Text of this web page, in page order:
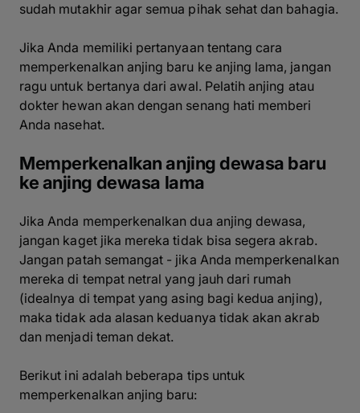
sudah mutakhir agar semua pihak sehat dan bahagia.
Jika Anda memiliki pertanyaan tentang cara
memperkenalkan anjing baru ke anjing lama, jangan
ragu untuk bertanya dari awal. Pelatih anjing atau
dokter hewan akan dengan senang hati memberi
Anda nasehat.
Memperkenalkan anjing dewasa baru
ke anjing dewasa lama
Jika Anda memperkenalkan dua anjing dewasa,
jangan kaget jika mereka tidak bisa segera akrab.
Jangan patah semangat - jika Anda memperkenalkan
mereka di tempat netral yang jauh dari rumah
(idealnya di tempat yang asing bagi kedua anjing),
maka tidak ada alasan keduanya tidak akan akrab
dan menjadi teman dekat.
Berikut ini adalah beberapa tips untuk
memperkenalkan anjing baru: